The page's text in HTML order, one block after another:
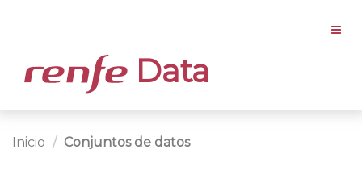
Data
Inicio Conjuntos de datos